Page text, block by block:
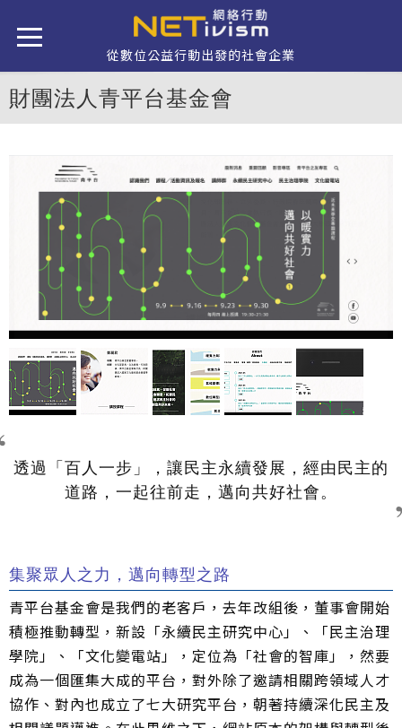
從數位公益行動出發的社會企業
財團法人青平台基金會
透過「百人一步」，讓民主永續發展，經由民主的
道路，一起往前走，邁向共好社會。
集聚眾人之力，邁向轉型之路
青平台基金會是我們的老客戶，去年改組後，董事會開始
積極推動轉型，新設「永續民主研究中心」、「民主治理
學院」、「文化變電站」，定位為「社會的智庫」，然要
成為一個匯集大成的平台，對外除了邀請相關跨領域人才
協作、對內也成立了七大研究平台，朝著持續深化民主及